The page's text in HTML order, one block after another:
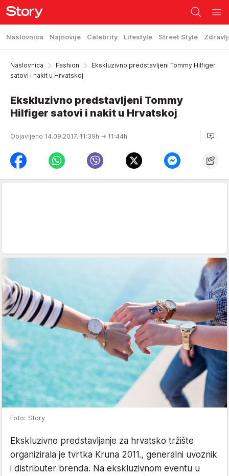
Naslovnica Najnovije Celebrity Lifestyle Street Style
Naslovnica Fashion
Ekskluzivno predstavljeni Tommy Hilfiger
satovi i nakit u Hrvatskoj
Ekskluzivno predstavljeni Tommy
Hilfiger satovi i nakit u Hrvatskoj
Objavljeno 14.09.2017. 11:39h → 11:44h
Foto: Story
Ekskluzivno predstavljanje za hrvatsko tržište
organizirala je tvrtka Kruna 2011., generalni uvoznik
i distributer brenda. Na ekskluzivnom eventu u